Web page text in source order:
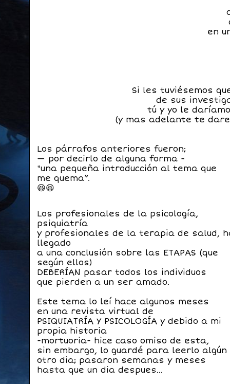
en
Si les tuviésemos
de sus
tú y yo le
(y mas adelante te dare
Los párrafos anteriores fueron;
— por decirlo de alguna forma -
"una pequeña introducción al tema que
me quema”.
😆😆
Los profesionales de la psicología,
psiquiatría
y profesionales de la terapia de salud,
llegado
a una conclusión sobre las ETAPAS (que
según ellos)
DEBERÍAN pasar todos los individuos
que pierden a un ser amado.
Este tema lo leí hace algunos meses
en una revista virtual de
PSIQUIATRÍA Y PSICOLOGÍA y debido a mi
propia historia
-mortuoria- hice caso omiso de esta,
sin embargo, lo guardé para leerlo algún
otro dia; pasaron semanas y meses
hasta que un dia despues...